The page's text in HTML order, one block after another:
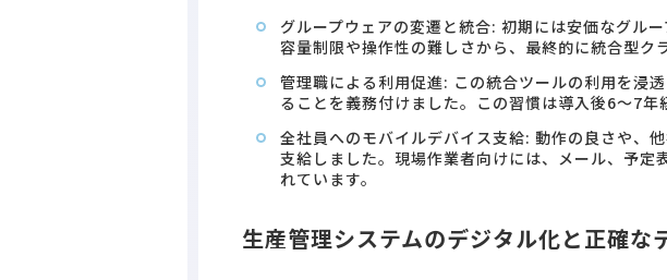
グループウェアの変遷と統合: 初期には安価なグル
容量制限や操作性の難しさから、最終的に統合型ク
管理職による利用促進: この統合ツールの利用を浸
ることを義務付けました。この習慣は導入後6～7年
全社員へのモバイルデバイス支給: 動作の良さや、
支給しました。現場作業者向けには、メール、予
れています。
生産管理システムのデジタル化と正確な